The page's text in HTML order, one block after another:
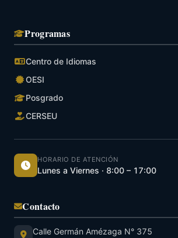
Programas
Centro de Idiomas
OESI
Posgrado
CERSEU
HORARIO DE ATENCIÓN
Lunes a Viernes · 8:00 – 17:00
Contacto
Calle Germán Amézaga N° 375